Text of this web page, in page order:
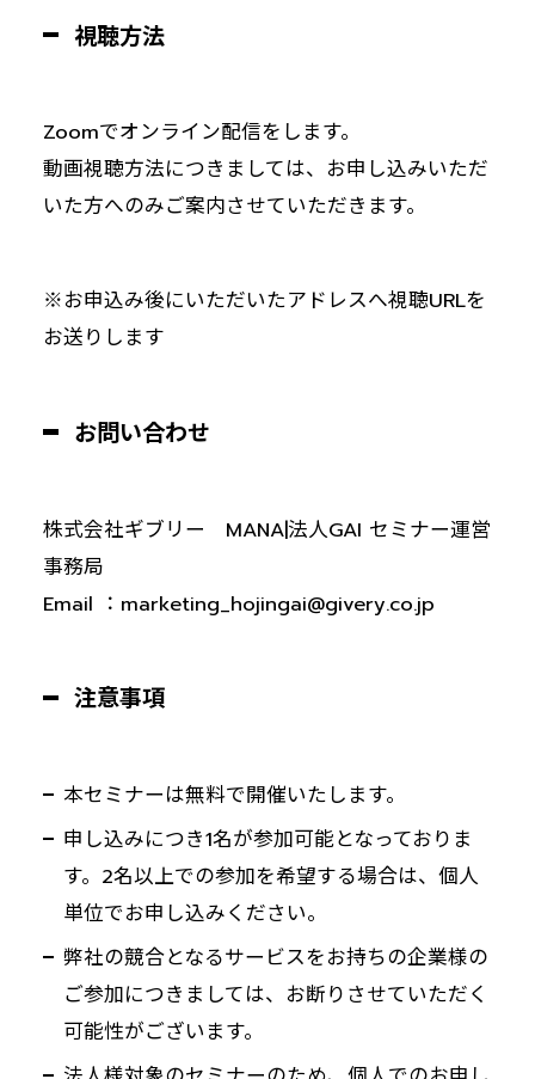
視聴方法
Zoomでオンライン配信をします。
動画視聴方法につきましては、お申し込みいただ
いた方へのみご案内させていただきます。
※お申込み後にいただいたアドレスへ視聴URLを
お送りします
お問い合わせ
株式会社ギブリー MANA|法人GAI セミナー運営
事務局
Email ：marketing_hojingai@givery.co.jp
注意事項
本セミナーは無料で開催いたします。
申し込みにつき1名が参加可能となっておりま
す。2名以上での参加を希望する場合は、個人
単位でお申し込みください。
弊社の競合となるサービスをお持ちの企業様の
ご参加につきましては、お断りさせていただく
可能性がございます。